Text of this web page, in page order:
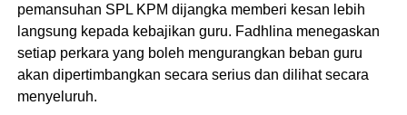
pemansuhan SPL KPM dijangka memberi kesan lebih
langsung kepada kebajikan guru. Fadhlina menegaskan
setiap perkara yang boleh mengurangkan beban guru
akan dipertimbangkan secara serius dan dilihat secara
menyeluruh.